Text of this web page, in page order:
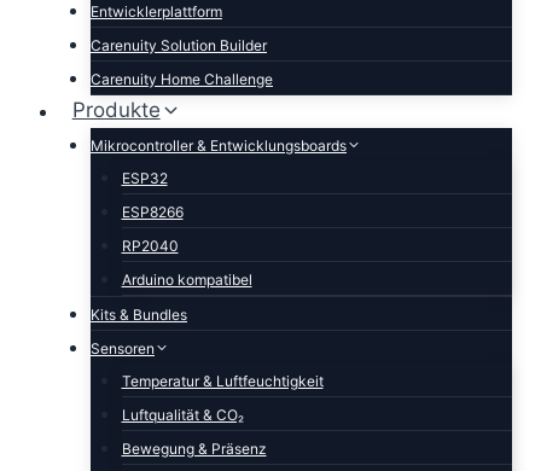
Entwicklerplattform
Carenuity Solution Builder
Carenuity Home Challenge
Produkte
Mikrocontroller & Entwicklungsboards
ESP32
ESP8266
RP2040
Arduino kompatibel
Kits & Bundles
Sensoren
Temperatur & Luftfeuchtigkeit
Luftqualität & CO₂
Bewegung & Präsenz